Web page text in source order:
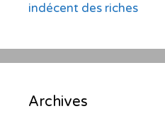
indécent des riches
Archives